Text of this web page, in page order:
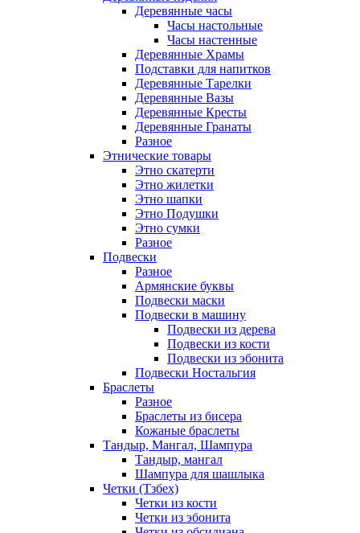
Деревянные часы
Часы настольные
Часы настенные
Деревянные Храмы
Подставки для напитков
Деревянные Тарелки
Деревянные Вазы
Деревянные Кресты
Деревянные Гранаты
Разное
Этнические товары
Этно скатерти
Этно жилетки
Этно шапки
Этно Подушки
Этно сумки
Разное
Подвески
Разное
Армянские буквы
Подвески маски
Подвески в машину
Подвески из дерева
Подвески из кости
Подвески из эбонита
Подвески Ностальгия
Браслеты
Разное
Браслеты из бисера
Кожаные браслеты
Тандыр, Мангал, Шампура
Тандыр, мангал
Шампура для шашлыка
Четки (Тзбех)
Четки из кости
Четки из эбонита